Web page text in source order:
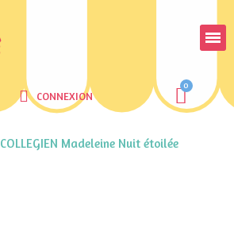
CONNEXION
COLLEGIEN Madeleine Nuit étoilée